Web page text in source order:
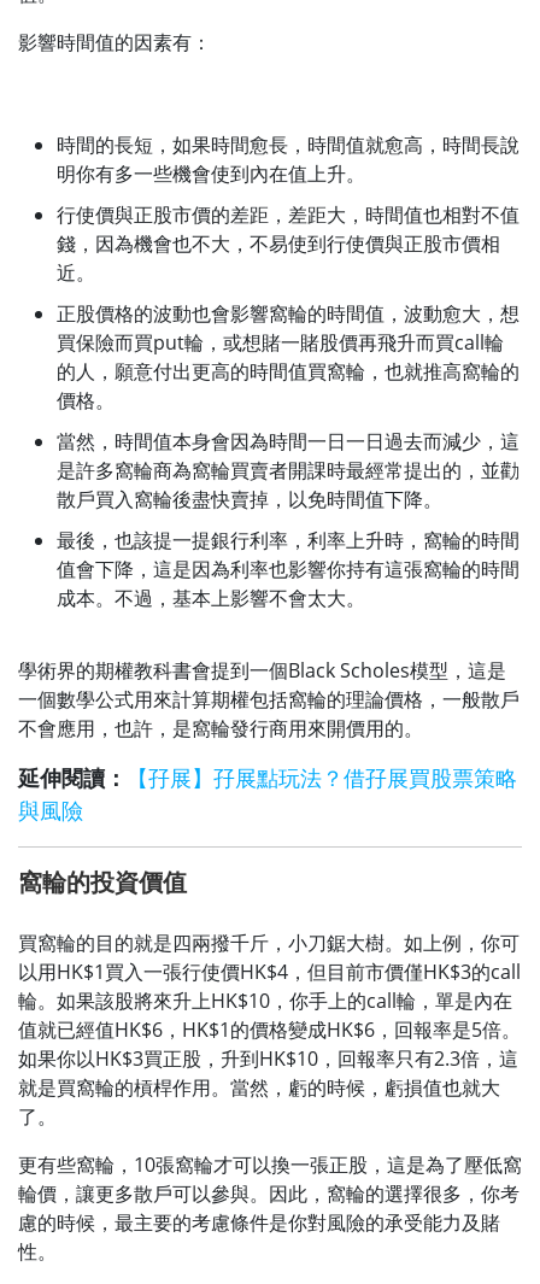
影響時間值的因素有：
時間的長短，如果時間愈長，時間值就愈高，時間長說
明你有多一些機會使到內在值上升。
行使價與正股市價的差距，差距大，時間值也相對不值
錢，因為機會也不大，不易使到行使價與正股市價相
近。
正股價格的波動也會影響窩輪的時間值，波動愈大，想
買保險而買put輪，或想賭一賭股價再飛升而買call輪
的人，願意付出更高的時間值買窩輪，也就推高窩輪的
價格。
當然，時間值本身會因為時間一日一日過去而減少，這
是許多窩輪商為窩輪買賣者開課時最經常提出的，並勸
散戶買入窩輪後盡快賣掉，以免時間值下降。
最後，也該提一提銀行利率，利率上升時，窩輪的時間
值會下降，這是因為利率也影響你持有這張窩輪的時間
成本。不過，基本上影響不會太大。
學術界的期權教科書會提到一個Black Scholes模型，這是
一個數學公式用來計算期權包括窩輪的理論價格，一般散戶
不會應用，也許，是窩輪發行商用來開價用的。
延伸閱讀：
【孖展】孖展點玩法？借孖展買股票策略
與風險
窩輪的投資價值
買窩輪的目的就是四兩撥千斤，小刀鋸大樹。如上例，你可
以用HK$1買入一張行使價HK$4，但目前市價僅HK$3的call
輪。如果該股將來升上HK$10，你手上的call輪，單是內在
值就已經值HK$6，HK$1的價格變成HK$6，回報率是5倍。
如果你以HK$3買正股，升到HK$10，回報率只有2.3倍，這
就是買窩輪的槓桿作用。當然，虧的時候，虧損值也就大
了。
更有些窩輪，10張窩輪才可以換一張正股，這是為了壓低窩
輪價，讓更多散戶可以參與。因此，窩輪的選擇很多，你考
慮的時候，最主要的考慮條件是你對風險的承受能力及賭
性。